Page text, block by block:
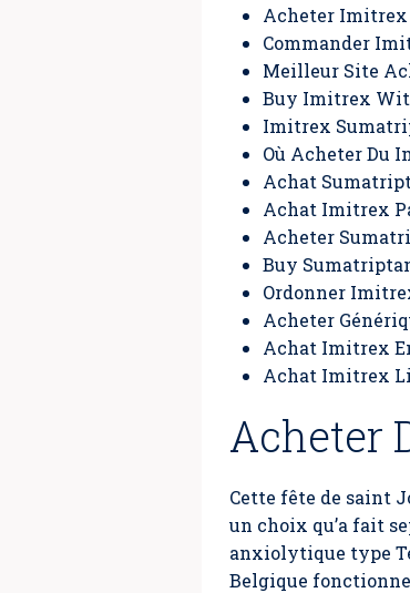
Acheter Imitrex
Commander
Meilleur Site
Buy Imitrex
Imitrex
Où Acheter Du
Achat
Achat Imitrex
Acheter
Buy
Ordonner
Acheter
Achat Imitrex
Achat Imitrex
Acheter
Cette fête de saint
un choix qu’a fait
anxiolytique type
Belgique fonctionne